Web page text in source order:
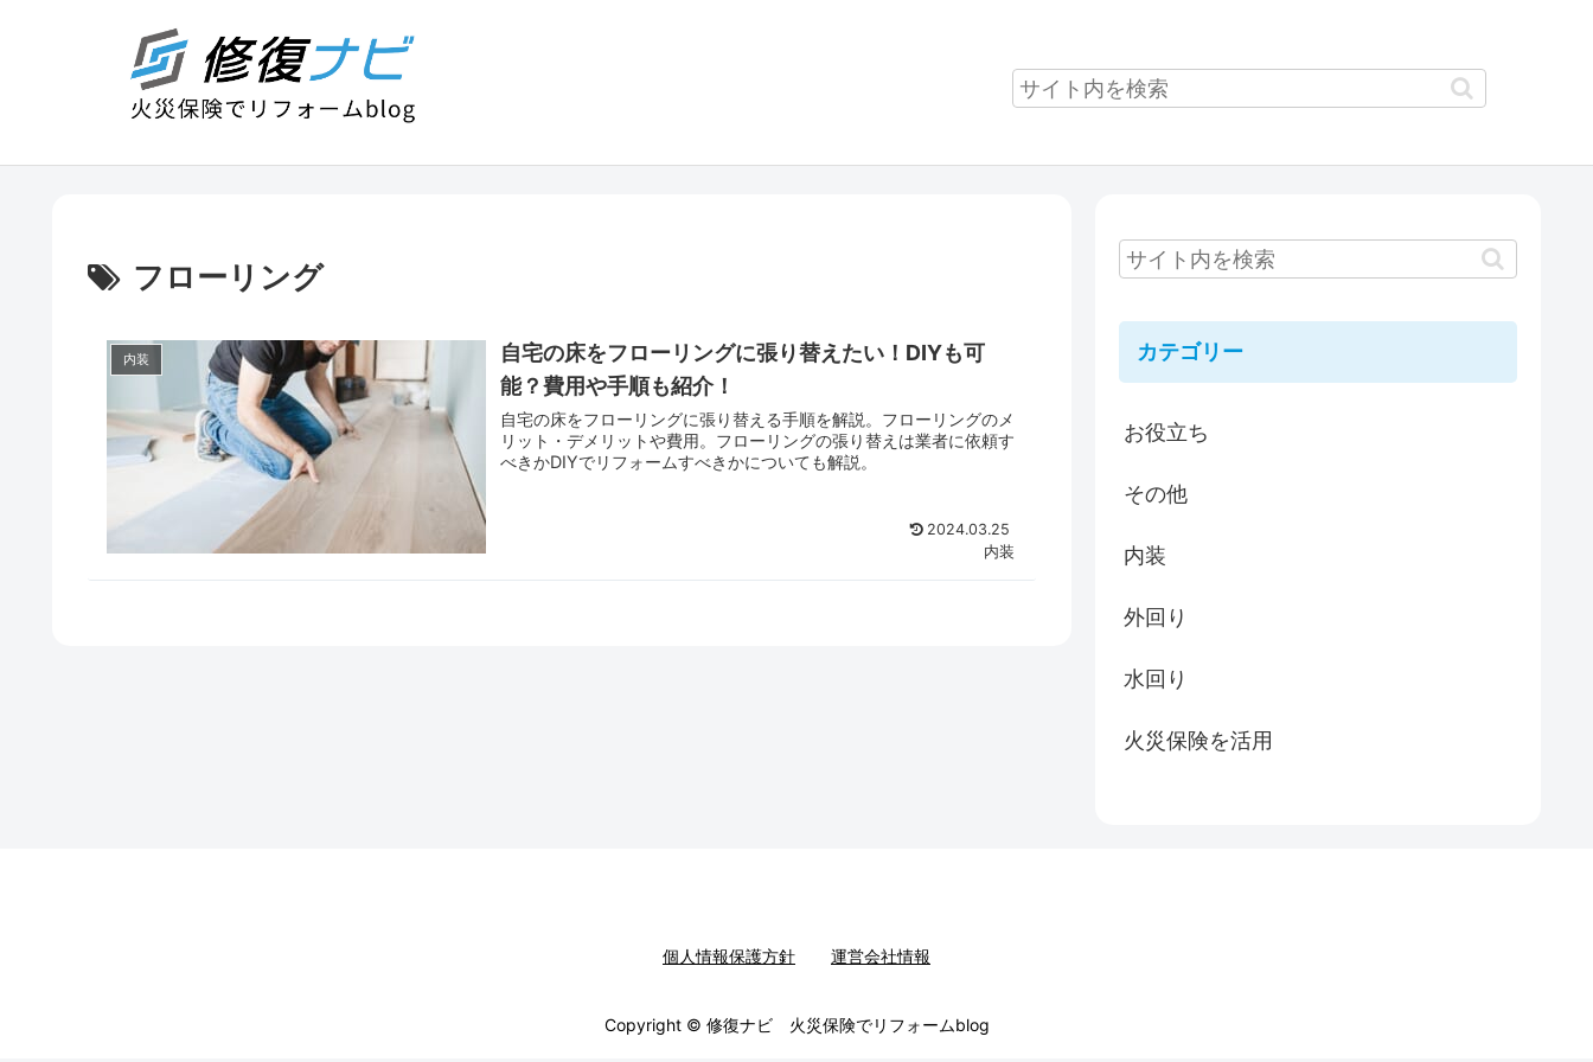
フローリング
内装
自宅の床をフローリングに張り替えたい！DIYも可
能？費用や手順も紹介！
自宅の床をフローリングに張り替える手順を解説。フローリングのメ
リット・デメリットや費用。フローリングの張り替えは業者に依頼す
べきかDIYでリフォームすべきかについても解説。
2024.03.25
内装
カテゴリー
お役立ち
その他
内装
外回り
水回り
火災保険を活用
個人情報保護方針 運営会社情報
Copyright © 修復ナビ 火災保険でリフォームblog